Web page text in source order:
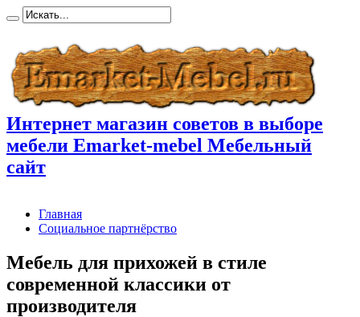
Интернет магазин советов в выборе
мебели Emarket-mebel Мебельный
сайт
Главная
Социальное партнёрство
Мебель для прихожей в стиле
современной классики от
производителя